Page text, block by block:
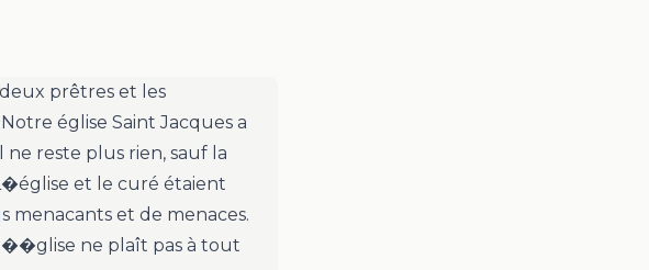
prêtres et les
église Saint Jacques a
ne reste plus rien, sauf la
et le curé étaient
menacants et de menaces.
ne plaît pas à tout